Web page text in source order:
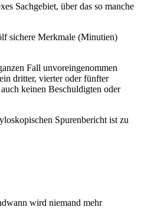
Sachgebiet, über das so manche
sichere Merkmale (Minutien)
Fall unvoreingenommen
dritter, vierter oder fünfter
keinen Beschuldigten oder
Spurenbericht ist zu
wird niemand mehr